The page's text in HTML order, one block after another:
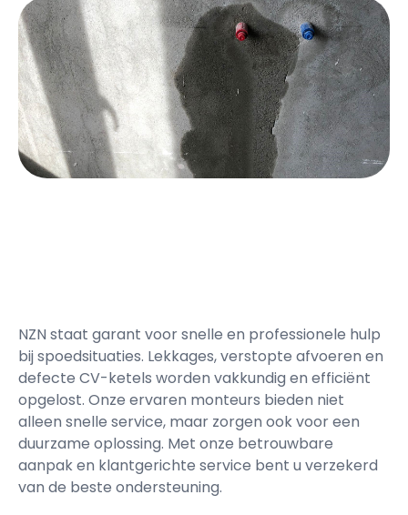
NZN staat garant voor snelle en professionele hulp
bij spoedsituaties. Lekkages, verstopte afvoeren en
defecte CV-ketels worden vakkundig en efficiënt
opgelost. Onze ervaren monteurs bieden niet
alleen snelle service, maar zorgen ook voor een
duurzame oplossing. Met onze betrouwbare
aanpak en klantgerichte service bent u verzekerd
van de beste ondersteuning.